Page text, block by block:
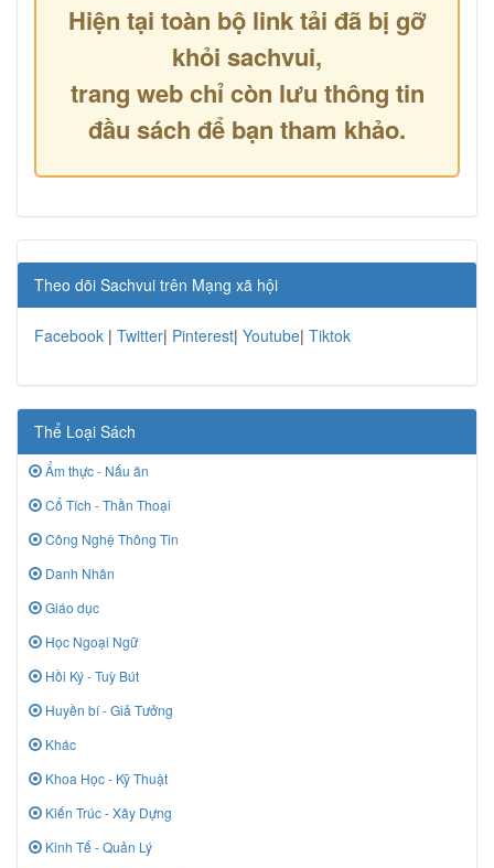
Hiện tại toàn bộ link tải đã bị gỡ
khỏi sachvui,
trang web chỉ còn lưu thông tin
đầu sách để bạn tham khảo.
Theo dõi Sachvui trên Mạng xã hội
Facebook | Twitter| Pinterest| Youtube| Tiktok
Thể Loại Sách
Ẩm thực - Nấu ăn
Cổ Tích - Thần Thoại
Công Nghệ Thông Tin
Danh Nhân
Giáo dục
Học Ngoại Ngữ
Hồi Ký - Tuỳ Bút
Huyền bí - Giả Tưởng
Khác
Khoa Học - Kỹ Thuật
Kiến Trúc - Xây Dựng
Kinh Tế - Quản Lý